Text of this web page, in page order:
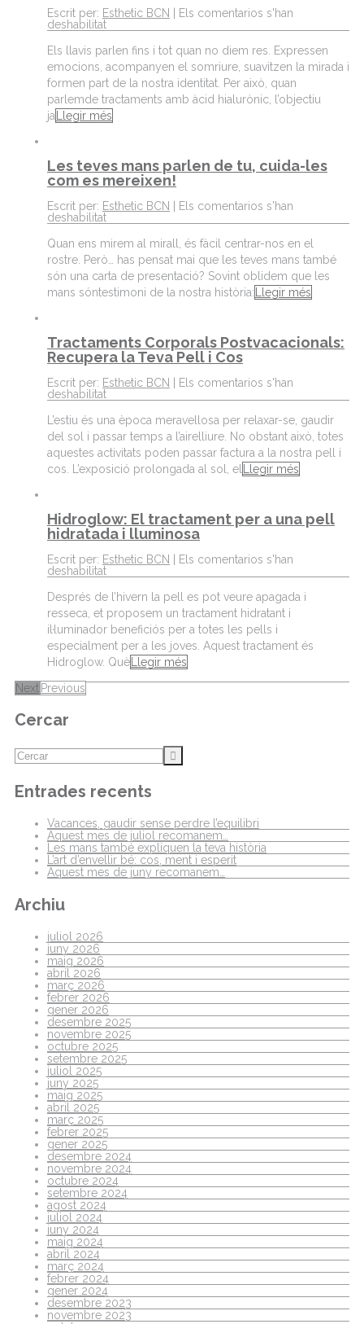
Escrit per: Esthetic BCN
Els comentarios s'han
deshabilitat
Els llavis parlen fins i tot quan no diem res. Expressen
emocions, acompanyen el somriure, suavitzen la mirada i
formen part de la nostra identitat. Per això, quan
parlemde tractaments amb àcid hialurònic, l’objectiu
jaLlegir més
Les teves mans parlen de tu, cuida-les
com es mereixen!
Escrit per: Esthetic BCN
Els comentarios s'han
deshabilitat
Quan ens mirem al mirall, és fàcil centrar-nos en el
rostre. Però… has pensat mai que les teves mans també
són una carta de presentació? Sovint oblidem que les
mans sóntestimoni de la nostra història: Llegir més
Tractaments Corporals Postvacacionals:
Recupera la Teva Pell i Cos
Escrit per: Esthetic BCN
Els comentarios s'han
deshabilitat
L’estiu és una època meravellosa per relaxar-se, gaudir
del sol i passar temps a l’airelliure. No obstant això, totes
aquestes activitats poden passar factura a la nostra pell i
cos. L’exposició prolongada al sol, el
Llegir més
Hidroglow: El tractament per a una pell
hidratada i lluminosa
Escrit per: Esthetic BCN
Els comentarios s'han
deshabilitat
Després de l’hivern la pell es pot veure apagada i
resseca, et proposem un tractament hidratant i
il·luminador beneficiós per a totes les pells i
especialment per a les joves. Aquest tractament és
Hidroglow. Què Llegir més
Next Previous
Cercar
Entrades recents
Vacances, gaudir sense perdre l’equilibri
Aquest mes de juliol recomanem…
Les mans també expliquen la teva història
L’art d’envellir bé: cos, ment i esperit
Aquest mes de juny recomanem…
Archiu
juliol 2026
juny 2026
maig 2026
abril 2026
març 2026
febrer 2026
gener 2026
desembre 2025
novembre 2025
octubre 2025
setembre 2025
juliol 2025
juny 2025
maig 2025
abril 2025
març 2025
febrer 2025
gener 2025
desembre 2024
novembre 2024
octubre 2024
setembre 2024
agost 2024
juliol 2024
juny 2024
maig 2024
abril 2024
març 2024
febrer 2024
gener 2024
desembre 2023
novembre 2023